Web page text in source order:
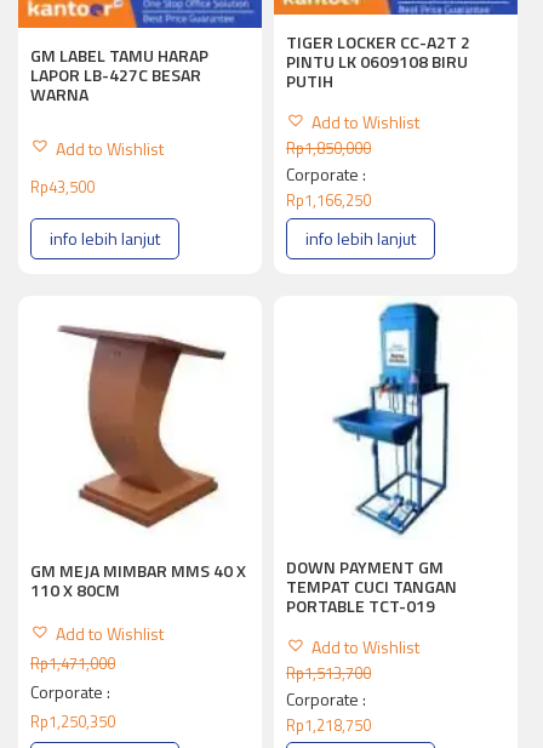
GM LABEL TAMU HARAP
LAPOR LB-427C BESAR
WARNA
Add to Wishlist
Rp43,500
info lebih lanjut
TIGER LOCKER CC-A2T 2
PINTU LK 0609108 BIRU
PUTIH
Add to Wishlist
Rp1,850,000
Corporate :
Rp1,166,250
info lebih lanjut
GM MEJA MIMBAR MMS 40 X
110 X 80CM
Add to Wishlist
Rp1,471,000
Corporate :
Rp1,250,350
DOWN PAYMENT GM
TEMPAT CUCI TANGAN
PORTABLE TCT-019
Add to Wishlist
Rp1,513,700
Corporate :
Rp1,218,750